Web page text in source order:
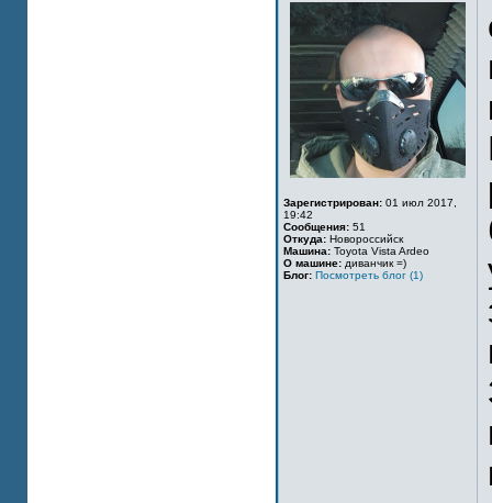
Зарегистрирован: 01 июл 2017,
19:42
Сообщения: 51
Откуда: Новороссийск
Машина: Toyota Vista Ardeo
О машине: диванчик =)
Блог: Посмотреть блог (1)